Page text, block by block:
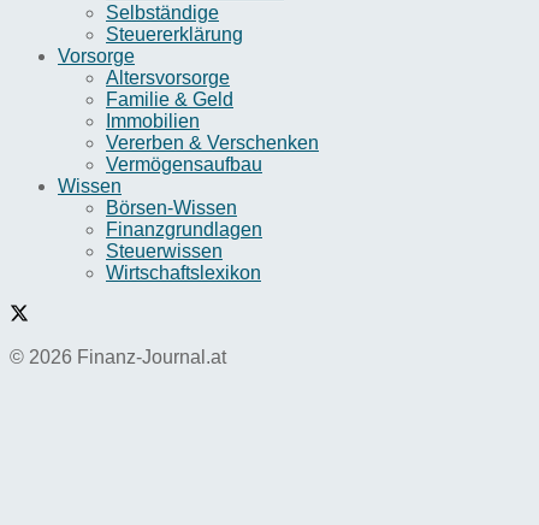
Selbständige
Steuererklärung
Vorsorge
Altersvorsorge
Familie & Geld
Immobilien
Vererben & Verschenken
Vermögensaufbau
Wissen
Börsen-Wissen
Finanzgrundlagen
Steuerwissen
Wirtschaftslexikon
© 2026 Finanz-Journal.at